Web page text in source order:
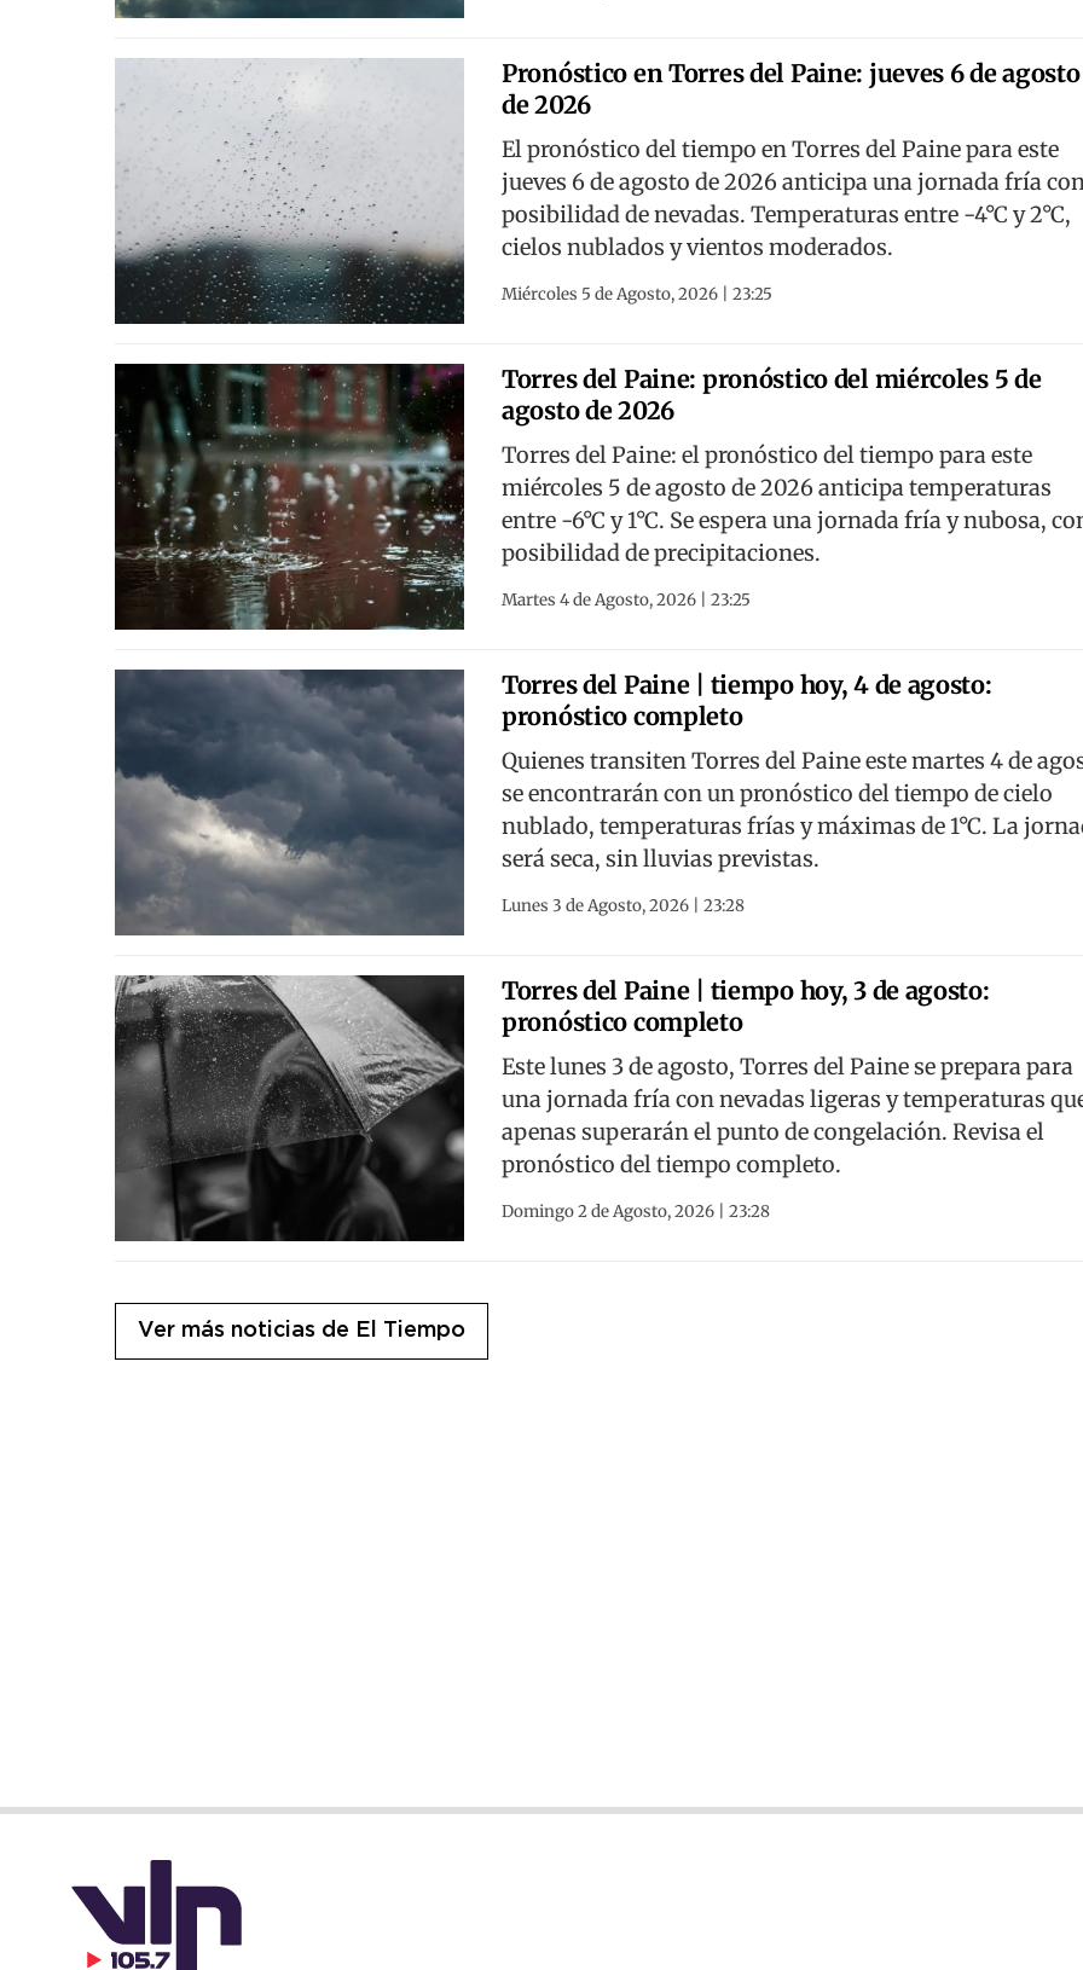
Pronóstico en Torres del Paine: jueves 6 de agosto
de 2026
El pronóstico del tiempo en Torres del Paine para este
jueves 6 de agosto de 2026 anticipa una jornada fría
posibilidad de nevadas. Temperaturas entre -4°C y 2°C,
cielos nublados y vientos moderados.
Miércoles 5 de Agosto, 2026 | 23:25
Torres del Paine: pronóstico del miércoles 5 de
agosto de 2026
Torres del Paine: el pronóstico del tiempo para este
miércoles 5 de agosto de 2026 anticipa temperaturas
entre -6°C y 1°C. Se espera una jornada fría y nubosa,
posibilidad de precipitaciones.
Martes 4 de Agosto, 2026 | 23:25
Torres del Paine | tiempo hoy, 4 de agosto:
pronóstico completo
Quienes transiten Torres del Paine este martes 4 de
se encontrarán con un pronóstico del tiempo de cielo
nublado, temperaturas frías y máximas de 1°C. La
será seca, sin lluvias previstas.
Lunes 3 de Agosto, 2026 | 23:28
Torres del Paine | tiempo hoy, 3 de agosto:
pronóstico completo
Este lunes 3 de agosto, Torres del Paine se prepara para
una jornada fría con nevadas ligeras y temperaturas
apenas superarán el punto de congelación. Revisa el
pronóstico del tiempo completo.
Domingo 2 de Agosto, 2026 | 23:28
Ver más noticias de El Tiempo